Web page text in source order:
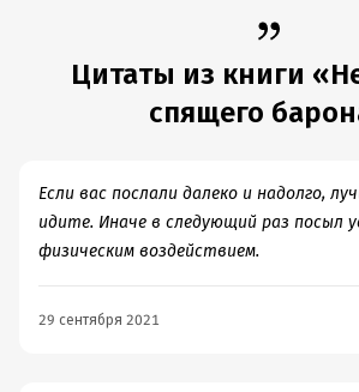
Цитаты из книги
спящего
Если вас послали далеко и надолго,
идите. Иначе в следующий раз посыл
физическим воздействием.
29 сентября 2021